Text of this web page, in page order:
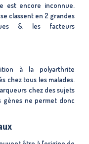
est encore inconnue.
classent en 2 grandes
& les facteurs
à la polyarthrite
chez tous les malades.
chez des sujets
gènes ne permet donc